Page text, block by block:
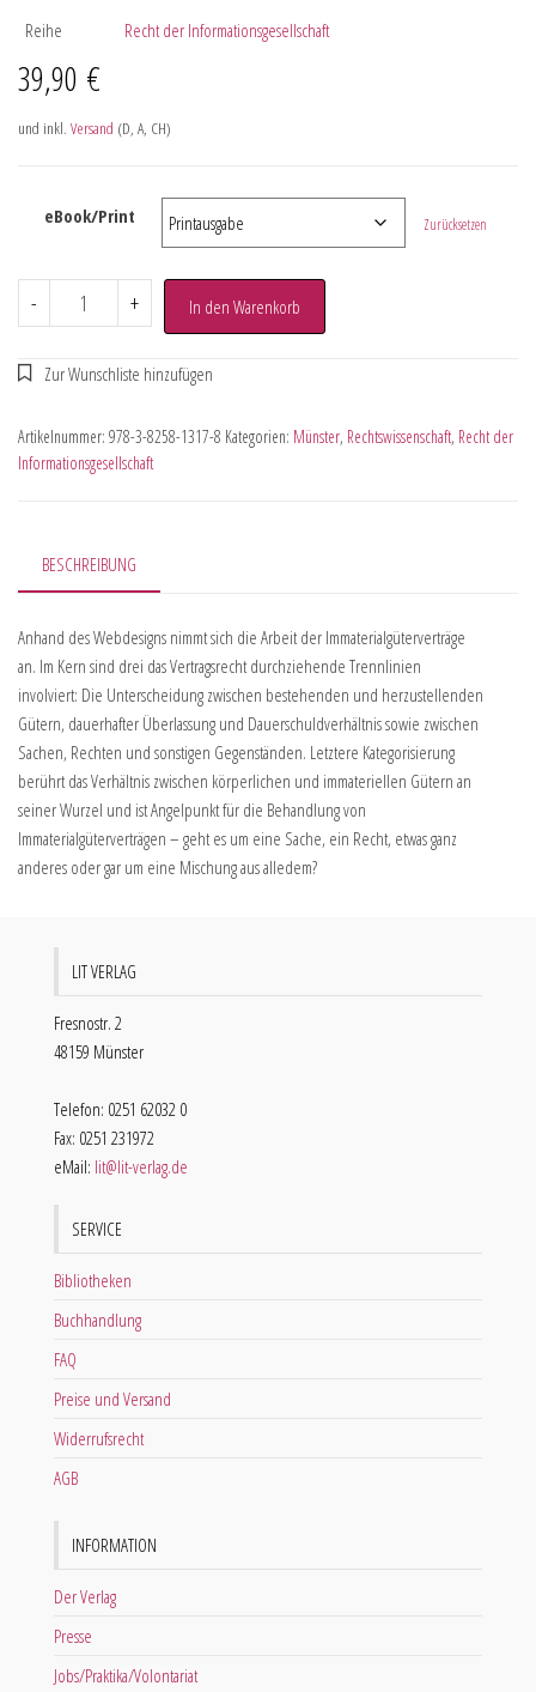
Reihe
Recht der Informationsgesellschaft
39,90 €
und inkl. Versand (D, A, CH)
eBook/Print Zurücksetzen
- + In den Warenkorb
Artikelnummer: 978-3-8258-1317-8 Kategorien: Münster, Rechtswissenschaft, Recht der
Informationsgesellschaft
BESCHREIBUNG
Anhand des Webdesigns nimmt sich die Arbeit der Immaterialgüterverträge
an. Im Kern sind drei das Vertragsrecht durchziehende Trennlinien
involviert: Die Unterscheidung zwischen bestehenden und herzustellenden
Gütern, dauerhafter Überlassung und Dauerschuldverhältnis sowie zwischen
Sachen, Rechten und sonstigen Gegenständen. Letztere Kategorisierung
berührt das Verhältnis zwischen körperlichen und immateriellen Gütern an
seiner Wurzel und ist Angelpunkt für die Behandlung von
Immaterialgüterverträgen – geht es um eine Sache, ein Recht, etwas ganz
anderes oder gar um eine Mischung aus alledem?
LIT VERLAG
Fresnostr. 2
48159 Münster
Telefon: 0251 62032 0
Fax: 0251 231972
eMail: lit@lit-verlag.de
SERVICE
Bibliotheken
Buchhandlung
FAQ
Preise und Versand
Widerrufsrecht
AGB
INFORMATION
Der Verlag
Presse
Jobs/Praktika/Volontariat